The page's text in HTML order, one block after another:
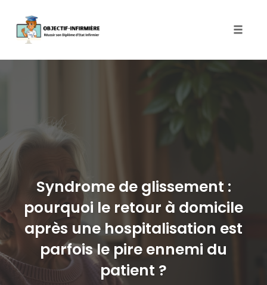
Syndrome de glissement :
pourquoi le retour à domicile
après une hospitalisation est
parfois le pire ennemi du
patient ?